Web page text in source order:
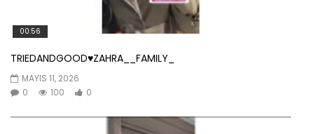
00:56
TRIEDANDGOOD♥️ZAHRA__FAMILY_
MAYIS 11, 2026
0
100 0